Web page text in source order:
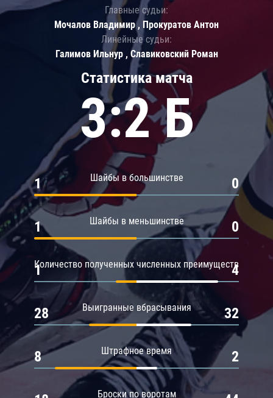
Статистика матча
3:2 Б
Шайбы в большинстве
1 0
Шайбы в меньшинстве
1 0
Количество полученных численных преимуществ
1 4
Выигранные вбрасывания
28 32
Штрафное время
8 2
Броски по воротам
Главные судьи:
Мочалов Владимир , Прокуратов Антон
Линейные судьи:
Галимов Ильнур , Славиковский Роман